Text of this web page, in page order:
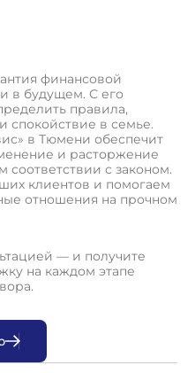
финансовой
в будущем. С его
правила,
спокойствие в семье.
в Тюмени обеспечит
и расторжение
соответствии с законом.
клиентов и помогаем
отношения на прочном
— и получите
на каждом этапе